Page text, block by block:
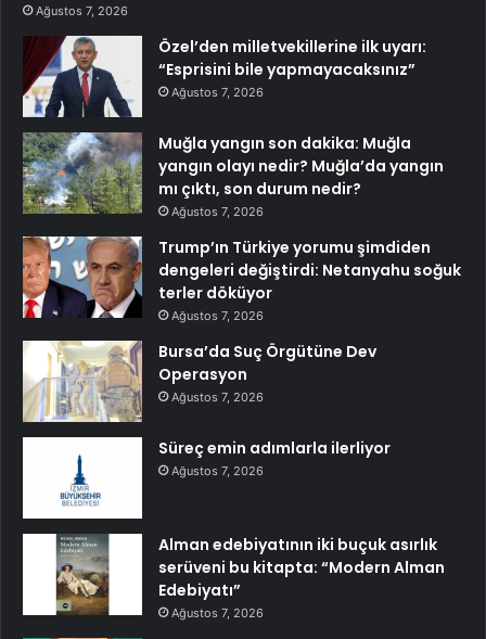
Ağustos 7, 2026
Özel’den milletvekillerine ilk uyarı:
“Esprisini bile yapmayacaksınız”
Ağustos 7, 2026
Muğla yangın son dakika: Muğla
yangın olayı nedir? Muğla’da yangın
mı çıktı, son durum nedir?
Ağustos 7, 2026
Trump’ın Türkiye yorumu şimdiden
dengeleri değiştirdi: Netanyahu soğuk
terler döküyor
Ağustos 7, 2026
Bursa’da Suç Örgütüne Dev
Operasyon
Ağustos 7, 2026
Süreç emin adımlarla ilerliyor
Ağustos 7, 2026
Alman edebiyatının iki buçuk asırlık
serüveni bu kitapta: “Modern Alman
Edebiyatı”
Ağustos 7, 2026